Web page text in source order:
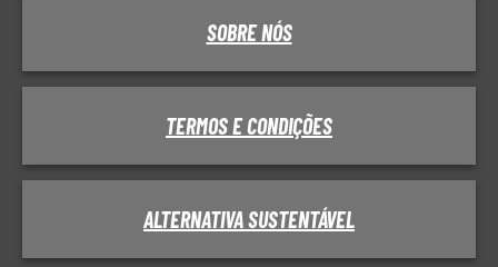
SOBRE NÓS
TERMOS E CONDIÇÕES
ALTERNATIVA SUSTENTÁVEL